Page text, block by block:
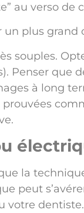
au verso de
un plus
souples.
Penser
à long
la
peut
votre dentiste.